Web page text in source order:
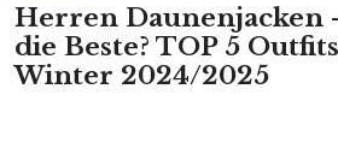
Herren Daunenjacken
die Beste? TOP 5
Winter 2024/2025